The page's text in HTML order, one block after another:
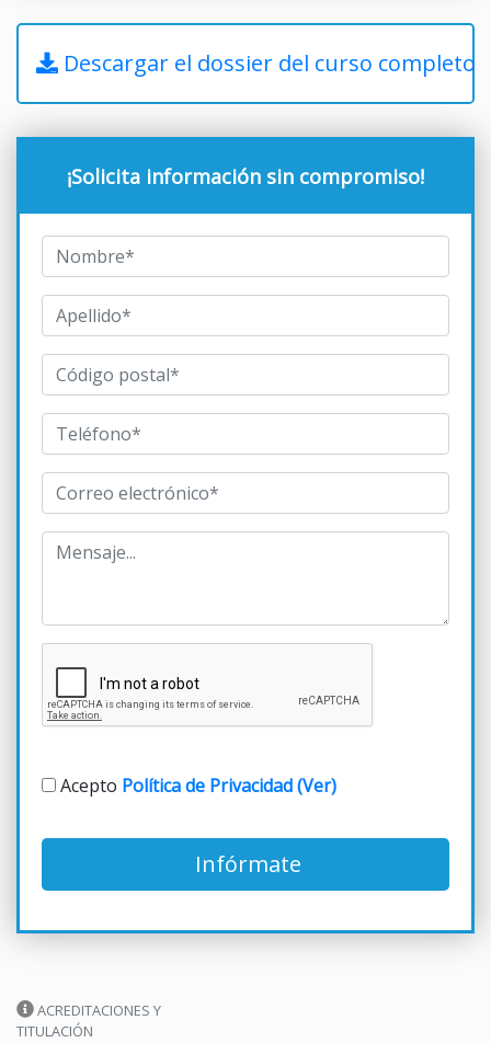
Descargar el dossier del curso completo
¡Solicita información sin compromiso!
Acepto Política de Privacidad (Ver)
Infórmate
ACREDITACIONES Y
TITULACIÓN